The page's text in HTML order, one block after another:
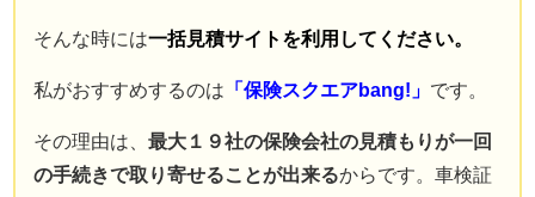
そんな時には一括見積サイトを利用してください。
私がおすすめするのは 「保険スクエアbang!」 です。
その理由は、最大１９社の保険会社の見積もりが一回
の手続きで取り寄せることが出来るからです。車検証